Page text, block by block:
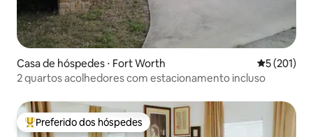
Casa de hóspedes ⋅ Fort Worth 5 de uma
5 (201)
2 quartos acolhedores com estacionamento incluso
Entre os melhores preferidos dos hóspedes
Preferido dos hóspedes